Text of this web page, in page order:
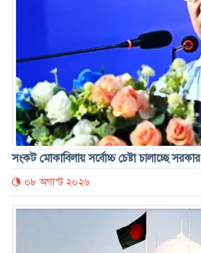
সংকট মোকাবিলায় সর্বোচ্চ চেষ্টা চালাচ্ছে সরকার
০৮ অগাস্ট ২০২৬